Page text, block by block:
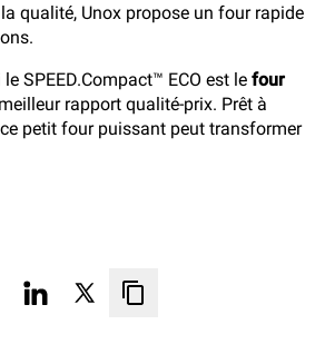
qualité, Unox propose un four rapide
SPEED.Compact™ ECO est le four
rapport qualité-prix. Prêt à
petit four puissant peut transformer